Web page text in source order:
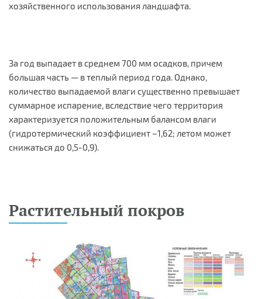
хозяйственного использования ландшафта.
За год выпадает в среднем 700 мм осадков, причем
большая часть — в теплый период года. Однако,
количество выпадаемой влаги существенно превышает
суммарное испарение, вследствие чего территория
характеризуется положительным балансом влаги
(гидротермический коэффициент –1,62; летом может
снижаться до 0,5-0,9).
Растительный покров